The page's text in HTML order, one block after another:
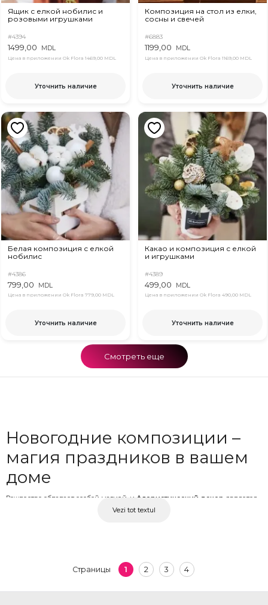
Ящик с елкой нобилис и
розовыми игрушками
#4394
1499,00 MDL
Цена в приложении Ok Flora 1469,00 MDL
Уточнить наличие
Композиция на стол из елки,
сосны и свечей
#6883
1199,00 MDL
Цена в приложении Ok Flora 1169,00 MDL
Уточнить наличие
Белая композиция с елкой
нобилис
#4386
799,00 MDL
Цена в приложении Ok Flora 779,00 MDL
Уточнить наличие
Какао и композиция с елкой
и игрушками
#4389
499,00 MDL
Цена в приложении Ok Flora 490,00 MDL
Уточнить наличие
Смотреть еще
Новогодние композиции –
магия праздников в вашем
доме
Рождество обладает особой магией, и флористический декор является
неотъемлемой частью атмосферы этого периода. Запах хвои, свет свечей и
— зимние цветы дополняют дух праздников самым естественным и
красивым образом. В OkFlora вы найдете эксклюзивные
композиции и новогодние композициииз живой хвои, сосны, шишек
Vezi tot textul
Страницы 1 2 3 4